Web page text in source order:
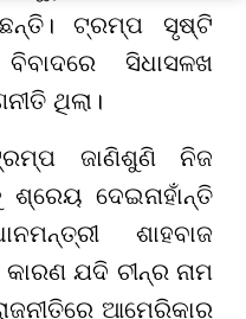
ଟ୍ରମ୍ପ ସୃଷ୍ଟି
ସିଧାସଳଖ
ଥିଲା।
ଜାଣିଶୁଣି ନିଜ
ଶ୍ରେୟ ଦେଇନାହାଁନ୍ତି
ଶାହବାଜ
ଯଦି ଚୀନ୍ର ନାମ
ଆମେରିକାର